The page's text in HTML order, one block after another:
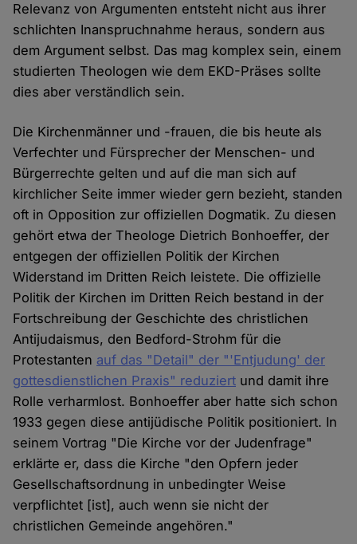
Relevanz von Argumenten entsteht nicht aus ihrer
schlichten Inanspruchnahme heraus, sondern aus
dem Argument selbst. Das mag komplex sein, einem
studierten Theologen wie dem EKD-Präses sollte
dies aber verständlich sein.
Die Kirchenmänner und -frauen, die bis heute als
Verfechter und Fürsprecher der Menschen- und
Bürgerrechte gelten und auf die man sich auf
kirchlicher Seite immer wieder gern bezieht, standen
oft in Opposition zur offiziellen Dogmatik. Zu diesen
gehört etwa der Theologe Dietrich Bonhoeffer, der
entgegen der offiziellen Politik der Kirchen
Widerstand im Dritten Reich leistete. Die offizielle
Politik der Kirchen im Dritten Reich bestand in der
Fortschreibung der Geschichte des christlichen
Antijudaismus, den Bedford-Strohm für die
Protestanten auf das "Detail" der "'Entjudung' der
gottesdienstlichen Praxis" reduziert und damit ihre
Rolle verharmlost. Bonhoeffer aber hatte sich schon
1933 gegen diese antijüdische Politik positioniert. In
seinem Vortrag "Die Kirche vor der Judenfrage"
erklärte er, dass die Kirche "den Opfern jeder
Gesellschaftsordnung in unbedingter Weise
verpflichtet [ist], auch wenn sie nicht der
christlichen Gemeinde angehören."